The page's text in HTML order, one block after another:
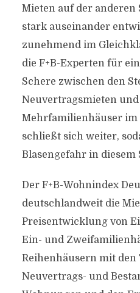
Mieten auf der anderen
stark auseinander
zunehmend im
die F+B-Experten für
Schere zwischen den
Neuvertragsmieten
Mehrfamilienhäuser
schließt sich weiter,
Blasengefahr in diesem
Der F+B-Wohnindex
deutschlandweit die
Preisentwicklung von
Ein- und
Reihenhäusern mit den
Neuvertrags- und